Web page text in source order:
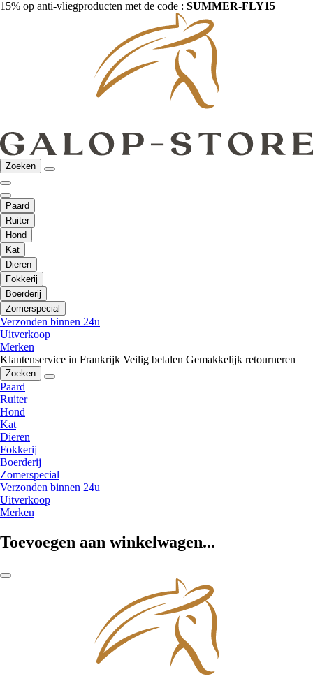
15% op anti-vliegproducten met de code : SUMMER-FLY15
Zoeken
Paard
Ruiter
Hond
Kat
Dieren
Fokkerij
Boerderij
Zomerspecial
Verzonden binnen 24u
Uitverkoop
Merken
Klantenservice in Frankrijk Veilig betalen Gemakkelijk retourneren
Zoeken
Paard
Ruiter
Hond
Kat
Dieren
Fokkerij
Boerderij
Zomerspecial
Verzonden binnen 24u
Uitverkoop
Merken
Toevoegen aan winkelwagen...